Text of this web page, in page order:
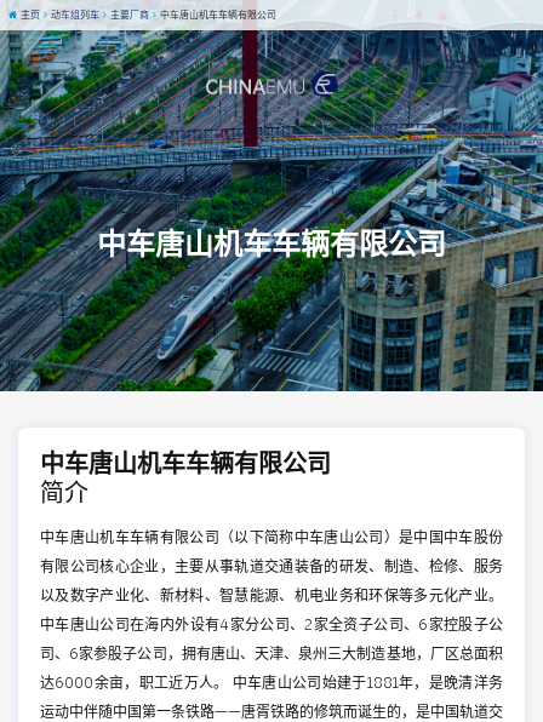
中车唐山机车车辆有限公司
主页 动车组列车 主要厂商 中车唐山机车车辆有限公司
中车唐山机车车辆有限公司
简介
中车唐山机车车辆有限公司（以下简称中车唐山公司）是中国中车股份
有限公司核心企业，主要从事轨道交通装备的研发、制造、检修、服务
以及数字产业化、新材料、智慧能源、机电业务和环保等多元化产业。
中车唐山公司在海内外设有4家分公司、2家全资子公司、6家控股子公
司、6家参股子公司，拥有唐山、天津、泉州三大制造基地，厂区总面积
达6000余亩，职工近万人。 中车唐山公司始建于1881年，是晚清洋务
运动中伴随中国第一条铁路——唐胥铁路的修筑而诞生的，是中国轨道交